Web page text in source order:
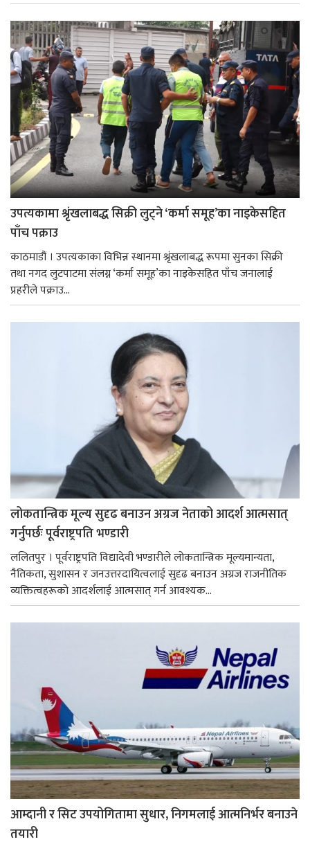
उपत्यकामा श्रृंखलाबद्ध सिक्री लुट्ने ‘कर्मा समूह’का नाइकेसहित
पाँच पक्राउ
काठमाडौं । उपत्यकाका विभिन्न स्थानमा श्रृंखलाबद्ध रूपमा सुनका सिक्री
तथा नगद लुटपाटमा संलग्न ‘कर्मा समूह’का नाइकेसहित पाँच जनालाई
प्रहरीले पक्राउ...
लोकतान्त्रिक मूल्य सुदृढ बनाउन अग्रज नेताको आदर्श आत्मसात्
गर्नुपर्छः पूर्वराष्ट्रपति भण्डारी
ललितपुर । पूर्वराष्ट्रपति विद्यादेवी भण्डारीले लोकतान्त्रिक मूल्यमान्यता,
नैतिकता, सुशासन र जनउत्तरदायित्वलाई सुदृढ बनाउन अग्रज राजनीतिक
व्यक्तित्वहरूको आदर्शलाई आत्मसात् गर्न आवश्यक...
आम्दानी र सिट उपयोगितामा सुधार, निगमलाई आत्मनिर्भर बनाउने
तयारी